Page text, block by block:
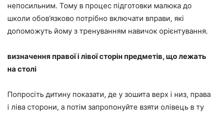
непосильним. Тому в процес підготовки малюка до
школи обов’язково потрібно включати вправи, які
допоможуть йому з тренуванням навичок орієнтування.
визначення правої і лівої сторін предметів, що лежать
на столі
Попросіть дитину показати, де у зошита верх і низ, права
і ліва сторони, а потім запропонуйте взяти олівець в ту